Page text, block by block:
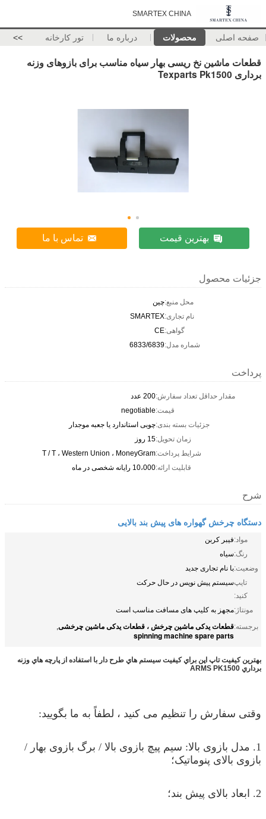
SMARTEX CHINA
صفحه اصلی محصولات درباره ما تور کارخانه >>
قطعات ماشین نخ ریسی بهار سیاه مناسب برای بازوهای وزنه
برداری Texparts Pk1500
بهترین قیمت تماس با ما
جزئیات محصول
محل منبع:چین
نام تجاری:SMARTEX
گواهی:CE
شماره مدل:6833/6839
پرداخت
مقدار حداقل تعداد سفارش:200 عدد
قیمت:negotiable
جزئیات بسته بندی:چوبی استاندارد یا جعبه موجدار
زمان تحویل:15 روز
شرایط پرداخت:T / T ، Western Union ، MoneyGram
قابلیت ارائه:10،000 رایانه شخصی در ماه
شرح
دستگاه چرخش گهواره های پیش بند بالایی
مواد:فیبر کربن
رنگ:سیاه
وضعیت:با نام تجاری جدید
تایپ
کنید:
سیستم پیش نویس در حال حرکت
مونتاژ:مجهز به کلیپ های مسافت مناسب است
برجسته:قطعات یدکی ماشین چرخش ، قطعات یدکی ماشین چرخشی,
spinning machine spare parts
بهترين كيفيت تاپ اپن براي كيفيت سيستم هاي طرح دار با استفاده از پارچه هاي وزنه
برداري ARMS PK1500
وقتی سفارش را تنظیم می کنید ، لطفاً به ما بگویید:
1. مدل بازوی بالا: سیم پیچ بازوی بالا / برگ بازوی بهار /
بازوی بالای پنوماتیک؛
2. ابعاد بالای پیش بند؛